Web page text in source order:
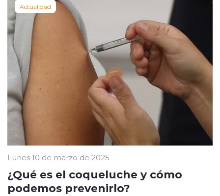
Actualidad
Lunes 10 de marzo de 2025
¿Qué es el coqueluche y cómo
podemos prevenirlo?